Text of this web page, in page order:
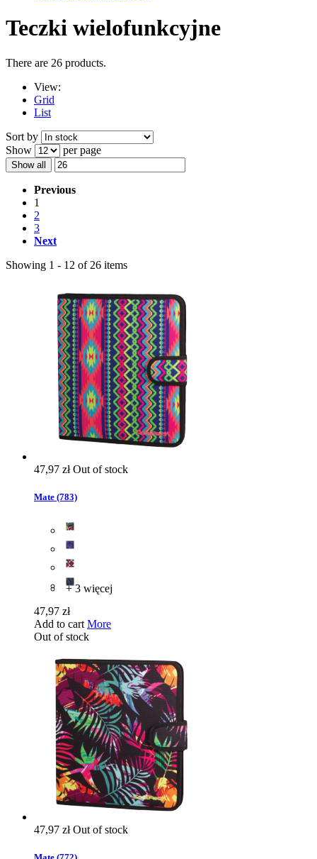
Teczki wielofunkcyjne
There are 26 products.
View:
Grid
List
Sort by
Show
per page
Show all
Previous
1
2
3
Next
Showing 1 - 12 of 26 items
47,97 złOut of stock
Mate (783)
+ 3 więcej
47,97 zł
Add to cart More
Out of stock
47,97 złOut of stock